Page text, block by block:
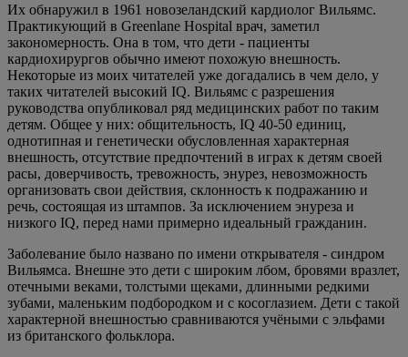
Их обнаружил в 1961 новозеландский кардиолог Вильямс.
Практикующий в Greenlane Hospital врач, заметил
закономерность. Она в том, что дети - пациенты
кардиохирургов обычно имеют похожую внешность.
Некоторые из моих читателей уже догадались в чем дело, у
таких читателей высокий IQ. Вильямс с разрешения
руководства опубликовал ряд медицинских работ по таким
детям. Общее у них: общительность, IQ 40-50 единиц,
однотипная и генетически обусловленная характерная
внешность, отсутствие предпочтений в играх к детям своей
расы, доверчивость, тревожность, энурез, невозможность
организовать свои действия, склонность к подражанию и
речь, состоящая из штампов. За исключением энуреза и
низкого IQ, перед нами примерно идеальный гражданин.
Заболевание было названо по имени открывателя - синдром
Вильямса. Внешне это дети с широким лбом, бровями вразлет,
отечными веками, толстыми щеками, длинными редкими
зубами, маленьким подбородком и с косоглазием. Дети с такой
характерной внешностью сравниваются учёными с эльфами
из британского фольклора.